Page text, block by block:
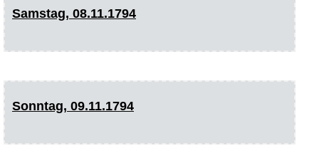
Samstag, 08.11.1794
Sonntag, 09.11.1794